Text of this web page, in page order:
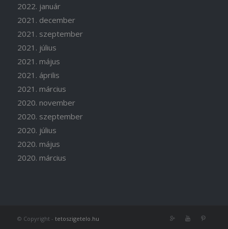
2022. január
2021. december
2021. szeptember
2021. július
2021. május
2021. április
2021. március
2020. november
2020. szeptember
2020. július
2020. május
2020. március
© Copyright - tetoszigetelo.hu